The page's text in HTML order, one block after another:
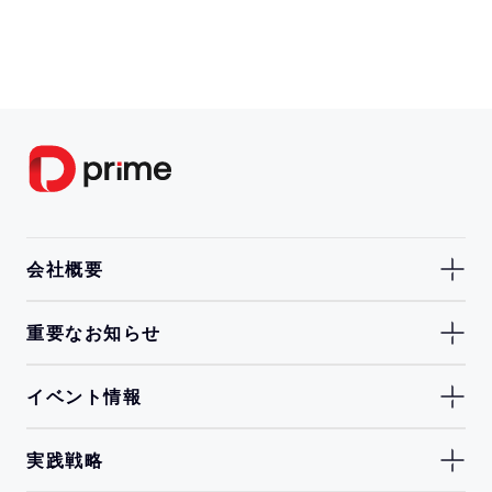
会社概要
重要なお知らせ
イベント情報
実践戦略